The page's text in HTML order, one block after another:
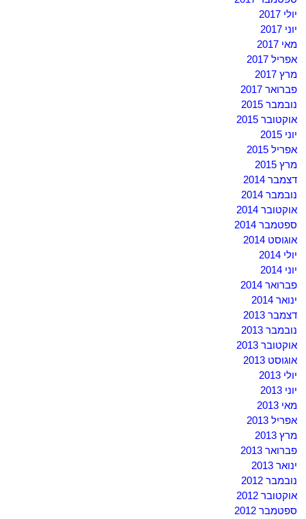
יולי 2017
יוני 2017
מאי 2017
אפריל 2017
מרץ 2017
פברואר 2017
נובמבר 2015
אוקטובר 2015
יוני 2015
אפריל 2015
מרץ 2015
דצמבר 2014
נובמבר 2014
אוקטובר 2014
ספטמבר 2014
אוגוסט 2014
יולי 2014
יוני 2014
פברואר 2014
ינואר 2014
דצמבר 2013
נובמבר 2013
אוקטובר 2013
אוגוסט 2013
יולי 2013
יוני 2013
מאי 2013
אפריל 2013
מרץ 2013
פברואר 2013
ינואר 2013
נובמבר 2012
אוקטובר 2012
ספטמבר 2012